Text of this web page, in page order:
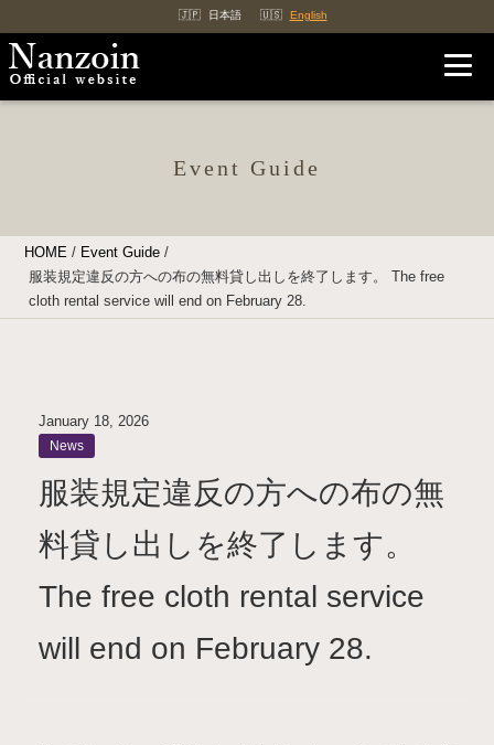
English
日本語
Event Guide
HOME / Event Guide /
服装規定違反の方への布の無料貸し出しを終了します。 The free
cloth rental service will end on February 28.
January 18, 2026
News
服装規定違反の方への布の無
料貸し出しを終了します。
The free cloth rental service
will end on February 28.